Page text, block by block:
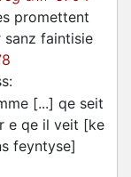
promettent
faintisie
:
[...] qe seit
e qe il veit [ke
feyntyse]